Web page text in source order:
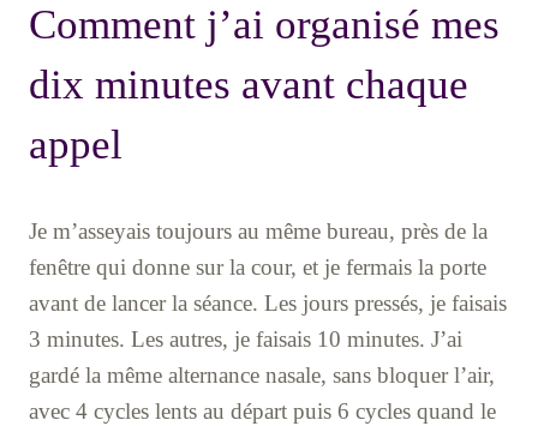
Comment j’ai organisé mes
dix minutes avant chaque
appel
Je m’asseyais toujours au même bureau, près de la
fenêtre qui donne sur la cour, et je fermais la porte
avant de lancer la séance. Les jours pressés, je faisais
3 minutes. Les autres, je faisais 10 minutes. J’ai
gardé la même alternance nasale, sans bloquer l’air,
avec 4 cycles lents au départ puis 6 cycles quand le